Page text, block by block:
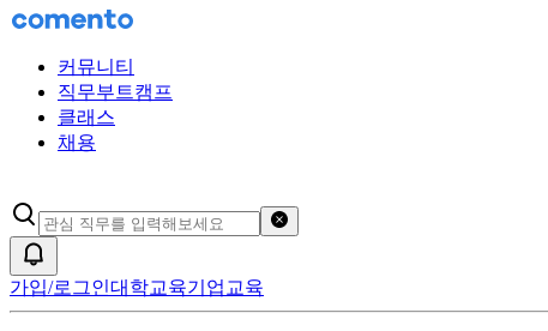
커뮤니티
직무부트캠프
클래스
채용
가입/로그인대학교육기업교육